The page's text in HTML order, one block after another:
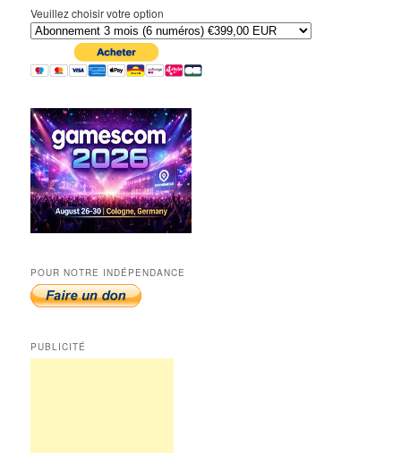
Veuillez choisir votre option
POUR NOTRE INDÉPENDANCE
PUBLICITÉ